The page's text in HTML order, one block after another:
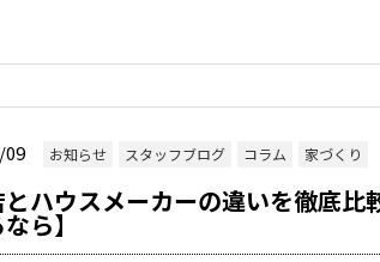
09 お知らせ スタッフブログ コラム 家づくり
ハウスメーカーの違いを徹底比
ら】